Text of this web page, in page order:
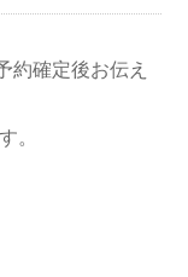
約確定後お伝え
。